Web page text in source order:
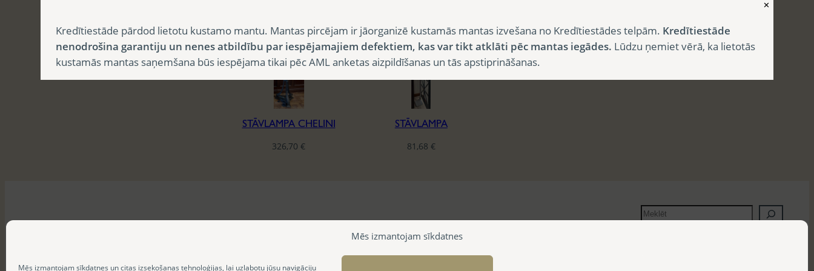
Mēs izmantojam sīkdatnes
Mēs izmantojam sīkdatnes un citas izsekošanas tehnoloģijas, lai uzlabotu jūsu navigāciju
e
s
t
STĀVLAMPA CHELINI
326,70€
STĀVLAMPA
81,68 €
M
✕
Kredītiestāde pārdod lietotu kustamo mantu. Mantas pircējam ir jāorganizē kustamās mantas izvešana no Kredītiestādes telpām. Kredītiestāde
nenodrošina garantiju un nenes atbildību par iespējamajiem defektiem, kas var tikt atklāti pēc mantas iegādes. Lūdzu ņemiet vērā, ka lietotās
kustamās mantas saņemšana būs iespējama tikai pēc AML anketas aizpildīšanas un tās apstiprināšanas.